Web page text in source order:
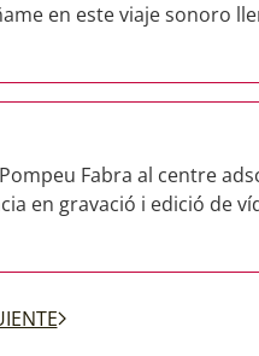
en este viaje sonoro
Fabra al centre
en gravació i edició de